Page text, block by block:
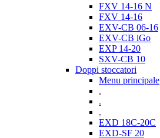
FXV 14-16 N
FXV 14-16
EXV-CB 06-16
EXV-CB iGo
EXP 14-20
SXV-CB 10
Doppi stoccatori
Menu principale
.
.
.
EXD 18C-20C
EXD-SF 20